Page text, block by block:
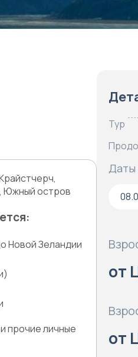
Южный остров
Новой Зеландии
прочие личные
Тур
Даты
от
от